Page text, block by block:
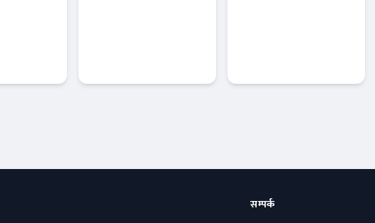
:
सरकारको नयाँ
सम्पर्क